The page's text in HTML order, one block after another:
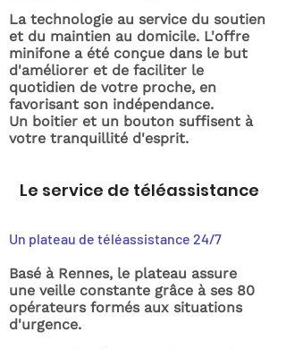
La technologie au service du soutien
et du maintien au domicile. L'offre
minifone a été conçue dans le but
d'améliorer et de faciliter le
quotidien de votre proche, en
favorisant son indépendance.
Un boitier et un bouton suffisent à
votre tranquillité d'esprit.
Le service de téléassistance
Un plateau de téléassistance 24/7
Basé à Rennes, le plateau assure
une veille constante grâce à ses 80
opérateurs formés aux situations
d'urgence.